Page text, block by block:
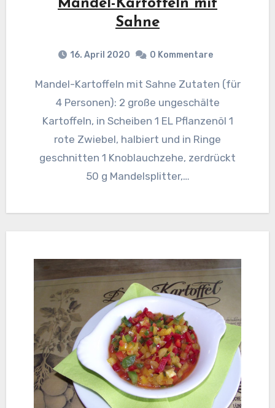
Mandel-Kartoffeln mit
Sahne
16. April 2020 0 Kommentare
Mandel-Kartoffeln mit Sahne Zutaten (für
4 Personen): 2 große ungeschälte
Kartoffeln, in Scheiben 1 EL Pflanzenöl 1
rote Zwiebel, halbiert und in Ringe
geschnitten 1 Knoblauchzehe, zerdrückt
50 g Mandelsplitter,…